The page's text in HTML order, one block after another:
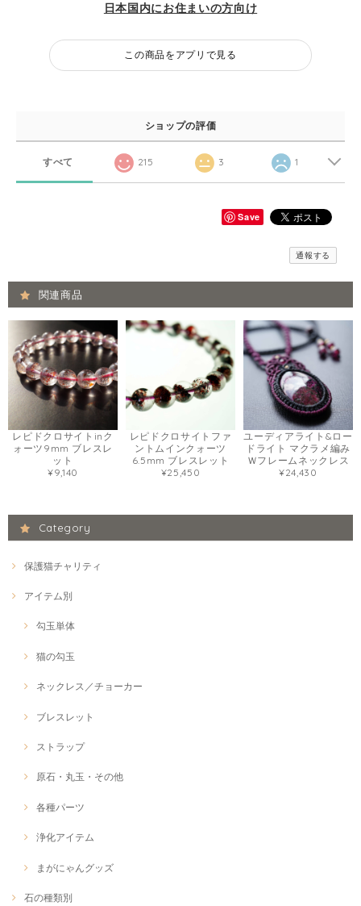
日本国内にお住まいの方向け
この商品をアプリで見る
ショップの評価
すべて 215 3 1
Save
通報する
関連商品
レピドクロサイトinク
ォーツ9mm ブレスレ
ット
¥9,140
レピドクロサイトファ
ントムインクォーツ
6.5mm ブレスレット
¥25,450
ユーディアライト&ロー
ドライト マクラメ編み
Ｗフレームネックレス
¥24,430
Category
保護猫チャリティ
アイテム別
勾玉単体
猫の勾玉
ネックレス／チョーカー
ブレスレット
ストラップ
原石・丸玉・その他
各種パーツ
浄化アイテム
まがにゃんグッズ
石の種類別